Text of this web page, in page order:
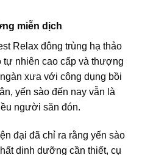
miễn dịch
Relax đông trùng hạ thảo
tự nhiên cao cấp và thượng
xưa với công dụng bồi
yến sào đến nay vẫn là
người săn đón.
đại đã chỉ ra rằng yến sào
dinh dưỡng cần thiết, cụ